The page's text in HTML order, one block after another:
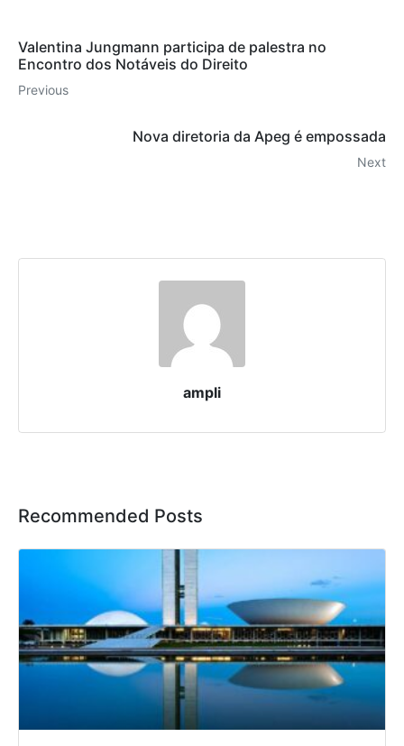
Valentina Jungmann participa de palestra no
Encontro dos Notáveis do Direito
Previous
Nova diretoria da Apeg é empossada
Next
ampli
Recommended Posts